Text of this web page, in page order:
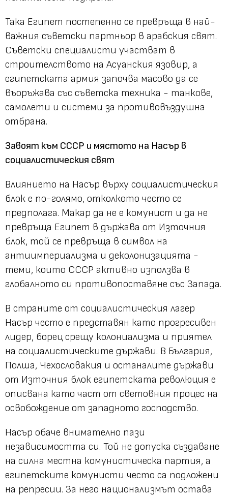
Така Египет постепенно се превръща в най-
важния съветски партньор в арабския свят.
Съветски специалисти участват в
строителството на Асуанския язовир, а
египетската армия започва масово да се
въоръжава със съветска техника - танкове,
самолети и системи за противовъздушна
отбрана.
Завоят към СССР и мястото на Насър в
социалистическия свят
Влиянието на Насър върху социалистическия
блок е по-голямо, отколкото често се
предполага. Макар да не е комунист и да не
превръща Египет в държава от Източния
блок, той се превръща в символ на
антиимпериализма и деколонизацията -
теми, които СССР активно използва в
глобалното си противопоставяне със Запада.
В страните от социалистическия лагер
Насър често е представян като прогресивен
лидер, борец срещу колониализма и приятел
на социалистическите държави. В България,
Полша, Чехословакия и останалите държави
от Източния блок египетската революция е
описвана като част от световния процес на
освобождение от западното господство.
Насър обаче внимателно пази
независимостта си. Той не допуска създаване
на силна местна комунистическа партия, а
египетските комунисти често са подложени
на репресии. За него национализмът остава